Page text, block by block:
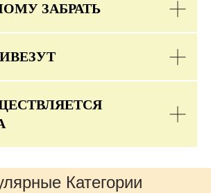
ЗАБРАТЬ
Категории